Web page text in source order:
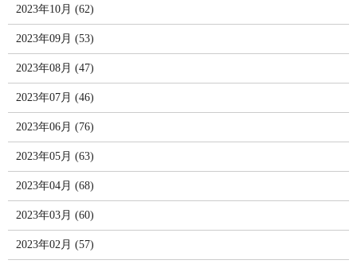
2023年10月 (62)
2023年09月 (53)
2023年08月 (47)
2023年07月 (46)
2023年06月 (76)
2023年05月 (63)
2023年04月 (68)
2023年03月 (60)
2023年02月 (57)